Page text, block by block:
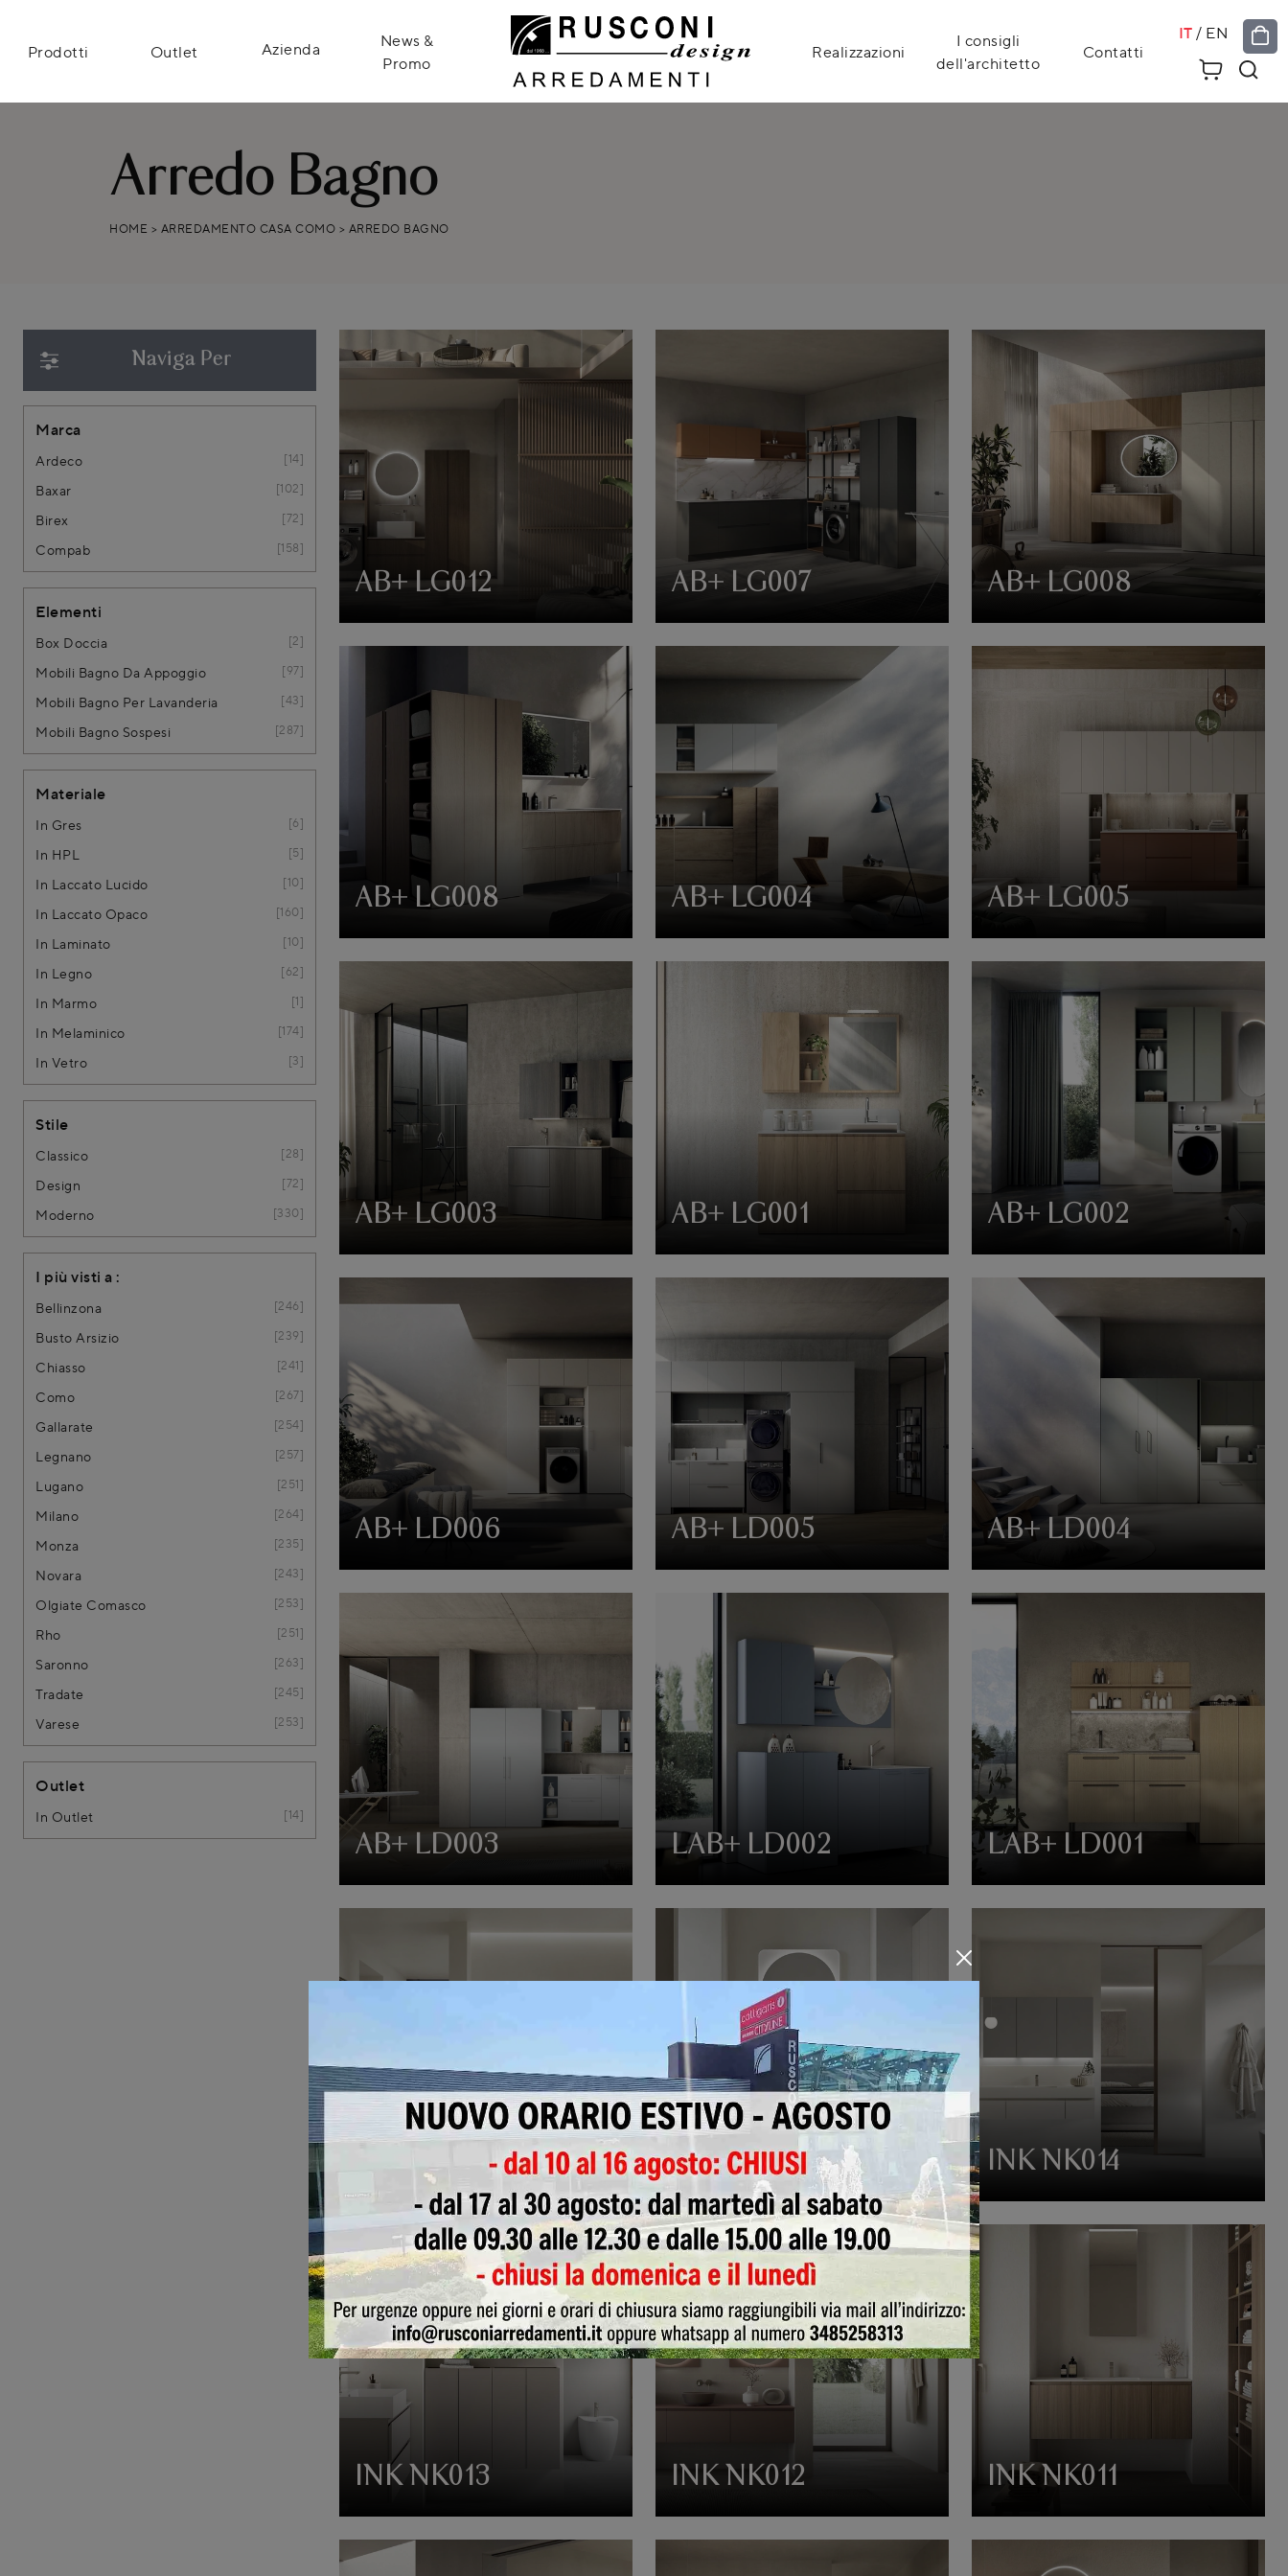
Prodotti Outlet Azienda
News &
Promo
Realizzazioni
I consigli
dell'architetto
Contatti
IT / EN
Arredo Bagno
HOME > ARREDAMENTO CASA COMO > ARREDO BAGNO
Naviga Per
Marca
Ardeco 14
Baxar 102
Birex 72
Compab 158
Elementi
Box Doccia 2
Mobili Bagno Da Appoggio 97
Mobili Bagno Per Lavanderia 43
Mobili Bagno Sospesi 287
Materiale
In Gres 6
In HPL 5
In Laccato Lucido 10
In Laccato Opaco 160
In Laminato 10
In Legno 62
In Marmo 1
In Melaminico 174
In Vetro 3
Stile
Classico 28
Design 72
Moderno 330
I più visti a :
Bellinzona 246
Busto Arsizio 239
Chiasso 241
Como 267
Gallarate 254
Legnano 257
Lugano 251
Milano 264
Monza 235
Novara 243
Olgiate Comasco 253
Rho 251
Saronno 263
Tradate 245
Varese 253
Outlet
In Outlet 14
AB+ LG012 AB+ LG007 AB+ LG008
AB+ LG008 AB+ LG004 AB+ LG005
AB+ LG003 AB+ LG001 AB+ LG002
AB+ LD006 AB+ LD005 AB+ LD004
AB+ LD003 LAB+ LD002 LAB+ LD001
INK NK016 INK NK015 INK NK014
INK NK013 INK NK012 INK NK011